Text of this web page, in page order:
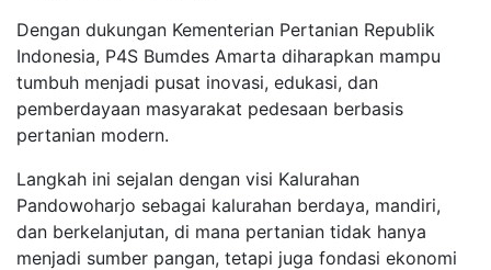
Dengan dukungan Kementerian Pertanian Republik
Indonesia, P4S Bumdes Amarta diharapkan mampu
tumbuh menjadi pusat inovasi, edukasi, dan
pemberdayaan masyarakat pedesaan berbasis
pertanian modern.
Langkah ini sejalan dengan visi Kalurahan
Pandowoharjo sebagai kalurahan berdaya, mandiri,
dan berkelanjutan, di mana pertanian tidak hanya
menjadi sumber pangan, tetapi juga fondasi ekonomi